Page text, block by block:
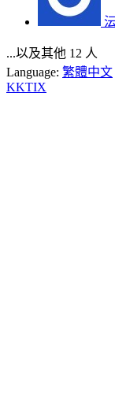
...以及其他 12 人
Language: 繁體中文
KKTIX